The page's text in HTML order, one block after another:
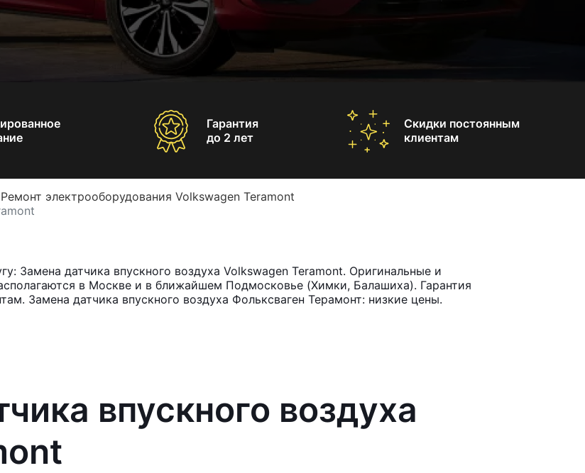
Гарантия
до 2 лет
Скидки постоянным
клиентам
Ремонт электрооборудования Volkswagen Teramont
Замена датчика впускного воздуха Volkswagen Teramont. Оригинальные и
в Москве и в ближайшем Подмосковье (Химки, Балашиха). Гарантия
Замена датчика впускного воздуха Фольксваген Терамонт: низкие цены.
впускного воздуха